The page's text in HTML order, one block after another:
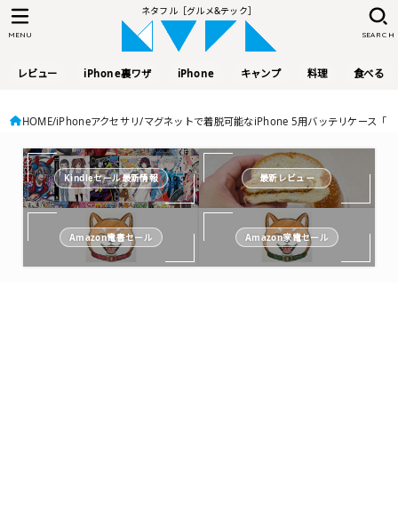
ネタフル［グルメ&テック］
レビュー iPhone裏ワザ iPhone キャンプ 料理 食べる
SEARCH
MENU
HOME iPhoneアクセサリ マグネットで着脱可能なiPhone 5用バッテリケース
Kindleセール最新情報 最新レビュー
Amazon電書セール Amazon家電セール